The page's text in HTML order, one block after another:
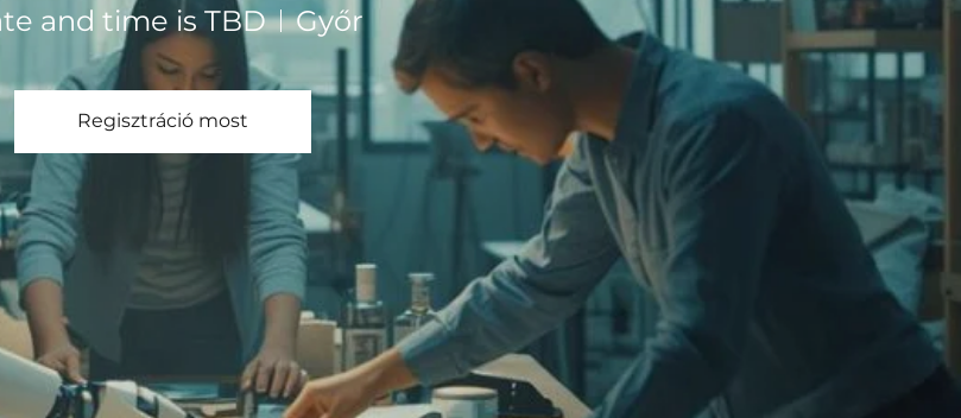
and time is TBD Győr
Regisztráció most